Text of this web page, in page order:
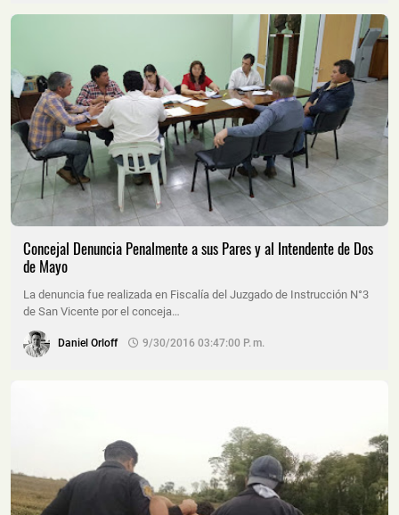
Concejal Denuncia Penalmente a sus Pares y al Intendente de Dos
de Mayo
La denuncia fue realizada en Fiscalía del Juzgado de Instrucción N°3
de San Vicente por el conceja…
Daniel Orloff 9/30/2016 03:47:00 P. M.